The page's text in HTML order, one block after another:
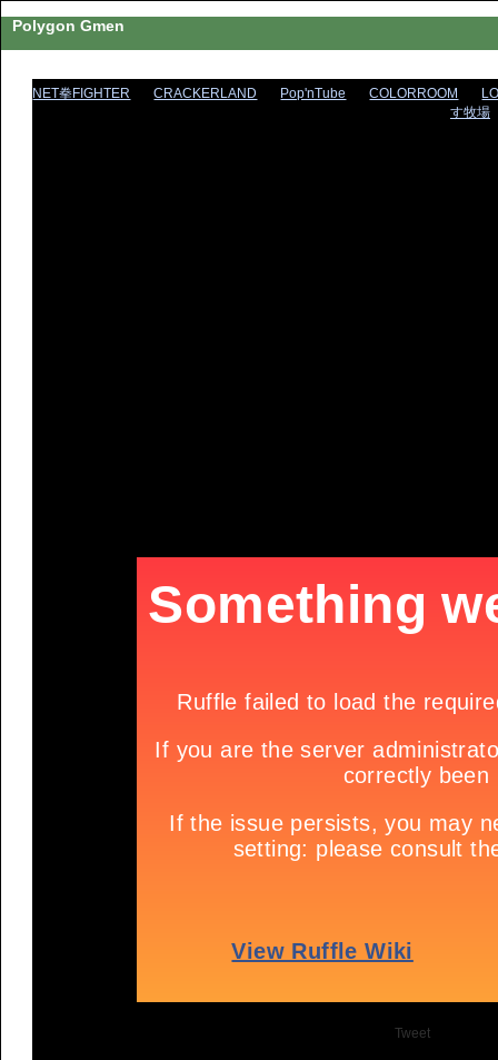
Polygon Gmen
NET拳FIGHTER CRACKERLAND Pop'nTube COLORROOM
す牧場
Tweet